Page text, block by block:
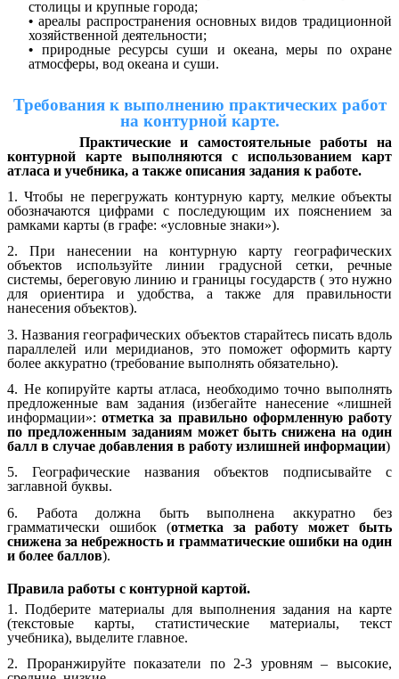
столицы и крупные города;
ареалы распространения основных видов традиционной
хозяйственной деятельности;
природные ресурсы суши и океана, меры по охране
атмосферы, вод океана и суши.
Требования к выполнению практических работ
на контурной карте.
Практические и самостоятельные работы на
контурной карте выполняются с использованием карт
атласа и учебника, а также описания задания к работе.
1. Чтобы не перегружать контурную карту, мелкие объекты
обозначаются цифрами с последующим их пояснением за
рамками карты (в графе: «условные знаки»).
2. При нанесении на контурную карту географических
объектов используйте линии градусной сетки, речные
системы, береговую линию и границы государств ( это нужно
для ориентира и удобства, а также для правильности
нанесения объектов).
3. Названия географических объектов старайтесь писать вдоль
параллелей или меридианов, это поможет оформить карту
более аккуратно (требование выполнять обязательно).
4. Не копируйте карты атласа, необходимо точно выполнять
предложенные вам задания (избегайте нанесение «лишней
информации»:отметка за правильно оформленную работу
по предложенным заданиям может быть снижена на один
балл в случае добавления в работу излишней информации)
5. Географические названия объектов подписывайте с
заглавной буквы.
6. Работа должна быть выполнена аккуратно без
грамматически ошибок (отметка за работу может быть
снижена за небрежность и грамматические ошибки на один
и более баллов).
Правила работы с контурной картой.
1. Подберите материалы для выполнения задания на карте
(текстовые карты, статистические материалы, текст
учебника), выделите главное.
2. Проранжируйте показатели по 2-3 уровням – высокие,